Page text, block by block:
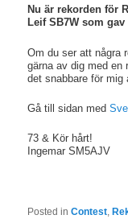
Nu är rekorden för
Leif SB7W som
Om du ser att några
gärna av dig med en
det snabbare för mig
Gå till sidan med
73 & Kör hårt!
Ingemar SM5AJV
Posted in Contest,